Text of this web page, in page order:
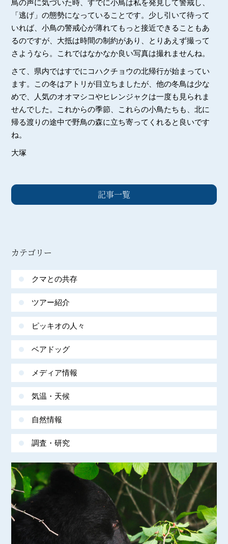
鳥の声に気づいた時、すでに小鳥は私を発見して警戒し、
「逃げ」の態勢になっていることです。少し引いて待って
いれば、小鳥の警戒心が薄れてもっと接近できることもあ
るのですが、大抵は時間の制約があり、とりあえず撮って
さようなら。これではなかなか良い写真は撮れませんね。
さて、県内ではすでにコハクチョウの北帰行が始まってい
ます。この冬はアトリが目立ちましたが、他の冬鳥は少な
めで、人気のオオマシコやヒレンジャクは一度も見られま
せんでした。これからの季節、これらの小鳥たちも、北に
帰る渡りの途中で野鳥の森に立ち寄ってくれると良いです
ね。
大塚
記事一覧
カテゴリー
クマとの共存
ツアー紹介
ピッキオの人々
ベアドッグ
メディア情報
気温・天候
自然情報
調査・研究